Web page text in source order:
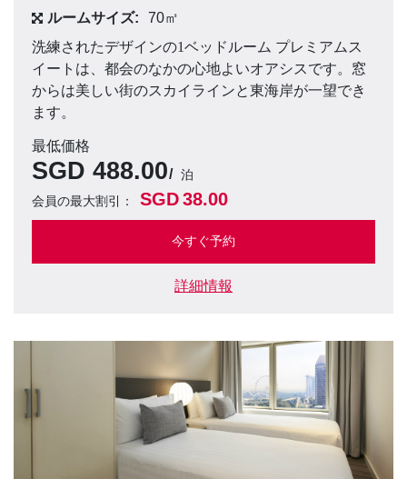
ルームサイズ:
70㎡
洗練されたデザインの1ベッドルーム プレミアムス
イートは、都会のなかの心地よいオアシスです。窓
からは美しい街のスカイラインと東海岸が一望でき
ます。
最低価格
SGD 488.00
泊
会員の最大割引：
SGD38.00
今すぐ予約
詳細情報